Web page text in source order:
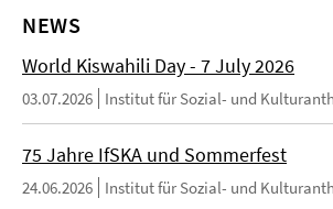
NEWS
World Kiswahili Day - 7 July 2026
03.07.2026 Institut für Sozial- und
75 Jahre IfSKA und Sommerfest
24.06.2026 Institut für Sozial- und